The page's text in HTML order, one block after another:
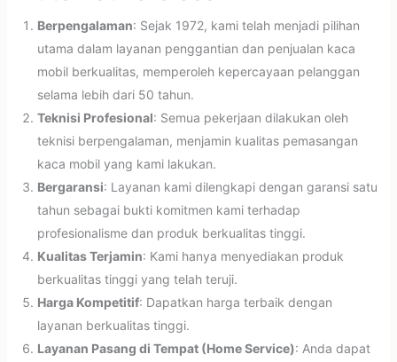
Berpengalaman: Sejak 1972, kami telah menjadi pilihan
utama dalam layanan penggantian dan penjualan kaca
mobil berkualitas, memperoleh kepercayaan pelanggan
selama lebih dari 50 tahun.
Teknisi Profesional: Semua pekerjaan dilakukan oleh
teknisi berpengalaman, menjamin kualitas pemasangan
kaca mobil yang kami lakukan.
Bergaransi: Layanan kami dilengkapi dengan garansi satu
tahun sebagai bukti komitmen kami terhadap
profesionalisme dan produk berkualitas tinggi.
Kualitas Terjamin: Kami hanya menyediakan produk
berkualitas tinggi yang telah teruji.
Harga Kompetitif: Dapatkan harga terbaik dengan
layanan berkualitas tinggi.
Layanan Pasang di Tempat (Home Service): Anda dapat